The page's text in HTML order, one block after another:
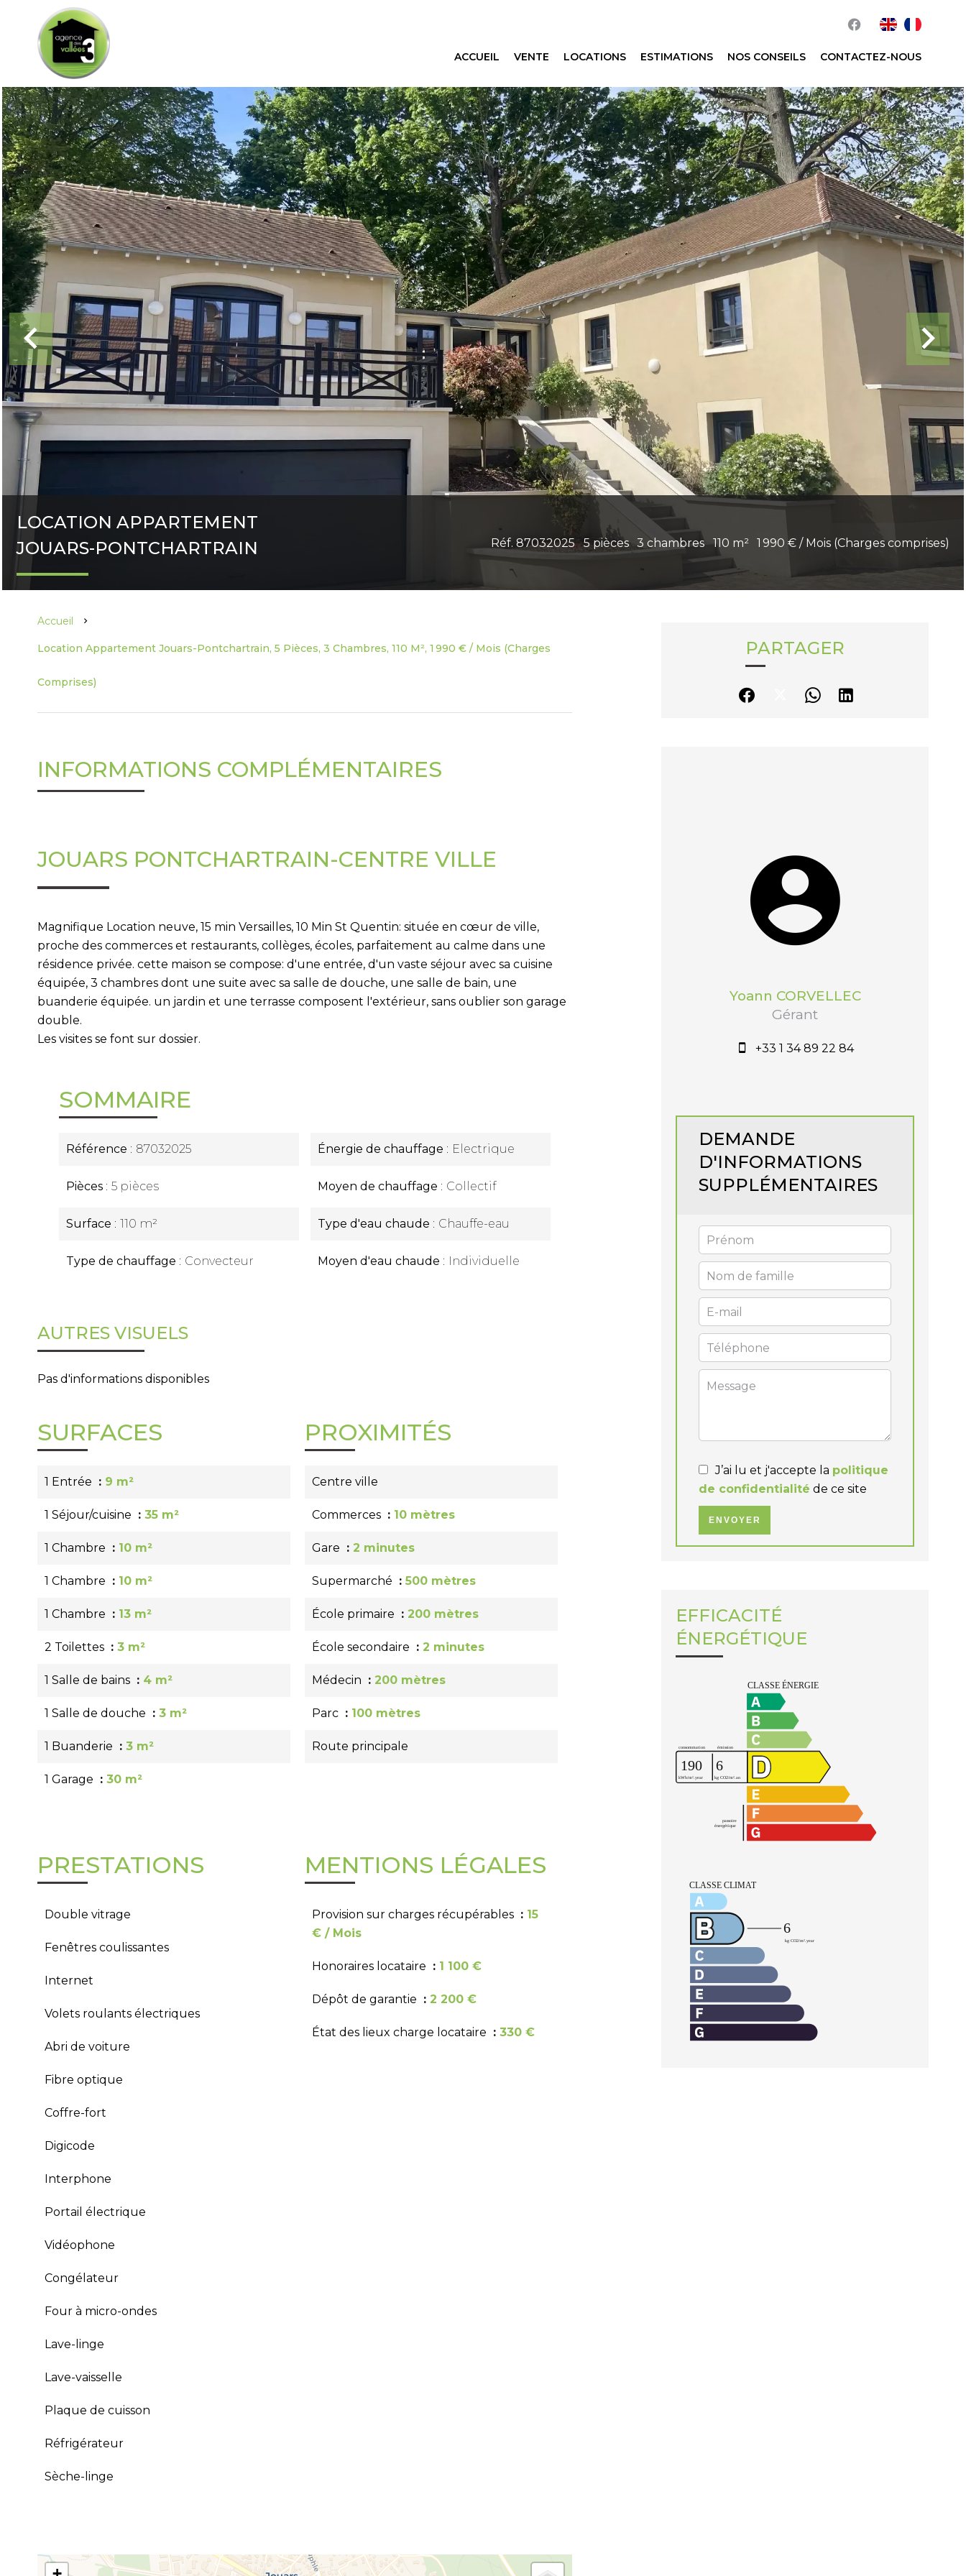
ACCUEIL VENTE LOCATIONS ESTIMATIONS NOS CONSEILS CONTACTEZ-NOUS
LOCATION APPARTEMENT
JOUARS-PONTCHARTRAIN
Réf. 87032025 5 pièces 3 chambres 110 m² 1 990 € / Mois (Charges comprises)
Accueil
Location Appartement Jouars-Pontchartrain, 5 Pièces, 3 Chambres, 110 M², 1 990 € / Mois (Charges
Comprises)
INFORMATIONS COMPLÉMENTAIRES
JOUARS PONTCHARTRAIN-CENTRE VILLE
Magnifique Location neuve, 15 min Versailles, 10 Min St Quentin: située en cœur de ville,
proche des commerces et restaurants, collèges, écoles, parfaitement au calme dans une
résidence privée. cette maison se compose: d'une entrée, d'un vaste séjour avec sa cuisine
équipée, 3 chambres dont une suite avec sa salle de douche, une salle de bain, une
buanderie équipée. un jardin et une terrasse composent l'extérieur, sans oublier son garage
double.
Les visites se font sur dossier.
SOMMAIRE
Référence 87032025
Pièces 5 pièces
Surface 110 m²
Type de chauffage Convecteur
Énergie de chauffage Electrique
Moyen de chauffage Collectif
Type d'eau chaude Chauffe-eau
Moyen d'eau chaude Individuelle
AUTRES VISUELS
Pas d'informations disponibles
SURFACES
1 Entrée 9 m²
1 Séjour/cuisine 35 m²
1 Chambre 10 m²
1 Chambre 10 m²
1 Chambre 13 m²
2 Toilettes 3 m²
1 Salle de bains 4 m²
1 Salle de douche 3 m²
1 Buanderie 3 m²
1 Garage 30 m²
PROXIMITÉS
Centre ville
Commerces 10 mètres
Gare 2 minutes
Supermarché 500 mètres
École primaire 200 mètres
École secondaire 2 minutes
Médecin 200 mètres
Parc 100 mètres
Route principale
PRESTATIONS
Double vitrage
Fenêtres coulissantes
Internet
Volets roulants électriques
Abri de voiture
Fibre optique
Coffre-fort
Digicode
Interphone
Portail électrique
Vidéophone
Congélateur
Four à micro-ondes
Lave-linge
Lave-vaisselle
Plaque de cuisson
Réfrigérateur
Sèche-linge
MENTIONS LÉGALES
Provision sur charges récupérables
15
€ / Mois
Honoraires locataire 1 100 €
Dépôt de garantie 2 200 €
État des lieux charge locataire 330 €
PARTAGER
Yoann CORVELLEC
Gérant
+33 1 34 89 22 84
DEMANDE
D'INFORMATIONS
SUPPLÉMENTAIRES
J’ai lu et j'accepte la politique
de confidentialité de ce site
ENVOYER
EFFICACITÉ
ÉNERGÉTIQUE